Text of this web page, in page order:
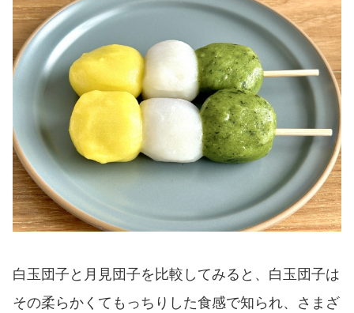
白玉団子と月見団子を比較してみると、白玉団子は
その柔らかくてもっちりした食感で知られ、さまざ